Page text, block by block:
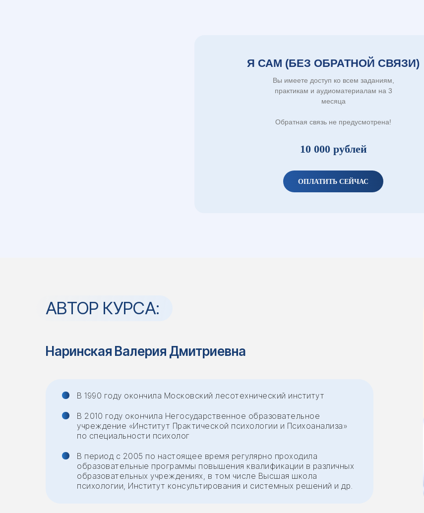
Я САМ (БЕЗ ОБРАТНОЙ СВЯЗИ)
Вы имеете доступ ко всем заданиям,
практикам и аудиоматериалам на 3
месяца
Обратная связь не предусмотрена!
10 000 рублей
ОПЛАТИТЬ СЕЙЧАС
АВТОР КУРСА:
Наринская Валерия Дмитриевна
В период с 2005 по настоящее время регулярно проходила
образовательные программы повышения квалификации в различных
образовательных учреждениях, в том числе Высшая школа
психологии, Институт консультирования и системных решений и др.
В 1990 году окончила Московский лесотехнический институт
В 2010 году окончила Негосударственное образовательное
учреждение «Институт Практической психологии и Психоанализа»
по специальности психолог